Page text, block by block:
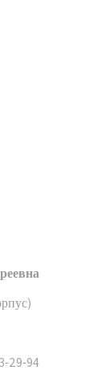
29-94